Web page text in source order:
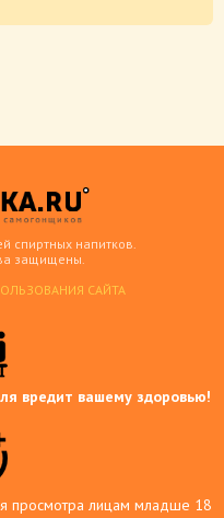
спиртных напитков.
защищены.
САЙТА
вредит вашему здоровью!
просмотра лицам младше 18